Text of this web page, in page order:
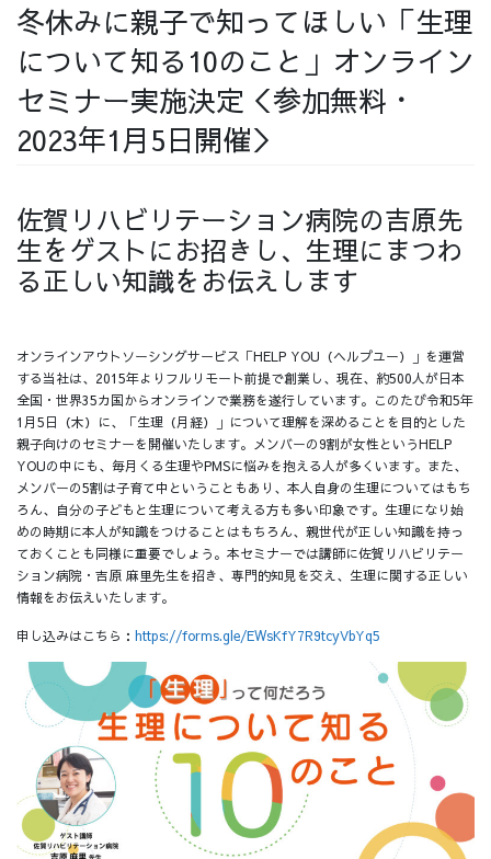
採用情報
採用情報トップ
チームインタビュー02 チームインタビュー03
お問い合わせ
冬休みに親子で知ってほしい「生理
について知る10のこと」オンライン
セミナー実施決定＜参加無料・
2023年1月5日開催＞
佐賀リハビリテーション病院の吉原先
生をゲストにお招きし、生理にまつわ
る正しい知識をお伝えします
オンラインアウトソーシングサービス「HELP YOU（ヘルプユー）」を運営
する当社は、2015年よりフルリモート前提で創業し、現在、約500人が日本
全国・世界35カ国からオンラインで業務を遂行しています。このたび令和5年
1月5日（木）に、「生理（月経）」について理解を深めることを目的とした
親子向けのセミナーを開催いたします。メンバーの9割が女性というHELP
YOUの中にも、毎月くる生理やPMSに悩みを抱える人が多くいます。また、
メンバーの5割は子育て中ということもあり、本人自身の生理についてはもち
ろん、自分の子どもと生理について考える方も多い印象です。生理になり始
めの時期に本人が知識をつけることはもちろん、親世代が正しい知識を持っ
ておくことも同様に重要でしょう。本セミナーでは講師に佐賀リハビリテー
ション病院・吉原 麻里先生を招き、専門的知見を交え、生理に関する正しい
情報をお伝えいたします。
申し込みはこちら： https://forms.gle/EWsKfY7R9tcyVbYq5